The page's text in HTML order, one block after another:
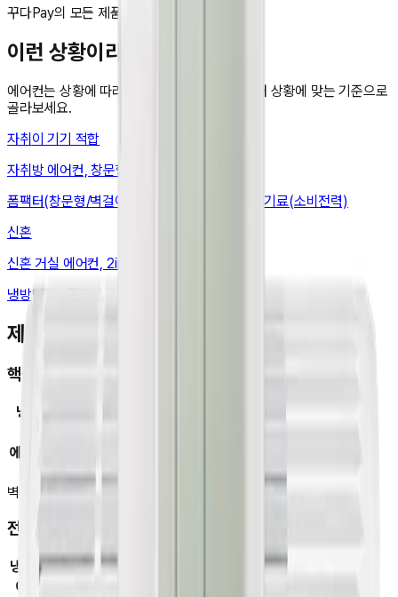
꾸다Pay의 모든 제품은 국내 정품입니다.
이런 상황이라면
에어컨는 상황에 따라 봐야 할 기준이 달라요. 내 상황에 맞는 기준으로
골라보세요.
자취이 기기 적합
자취방 에어컨, 창문형·벽걸이로 설치비 줄이기
폼팩터(창문형/벽걸이) · 설치(창문폭·창틀) · 전기료(소비전력)
신혼
신혼 거실 에어컨, 2in1로 거실 하나면 끝
냉방면적 · 폼팩터(2in1) · 에너지등급
제품 스펙
핵심
냉방면적
에너지등급
연식
2024년
벽걸이에어컨2024년형
전체 사양
냉방면적 7평(24.4㎡)
에너지